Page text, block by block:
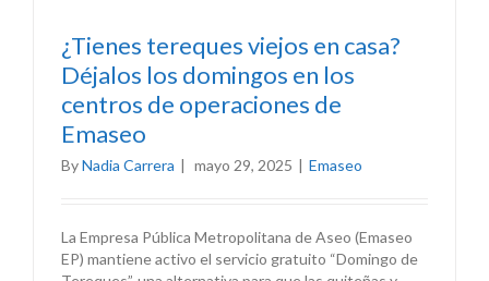
¿Tienes tereques viejos en casa?
Déjalos los domingos en los
centros de operaciones de
Emaseo
ByNadia Carrera | mayo 29, 2025 | Emaseo
La Empresa Pública Metropolitana de Aseo (Emaseo
EP) mantiene activo el servicio gratuito “Domingo de